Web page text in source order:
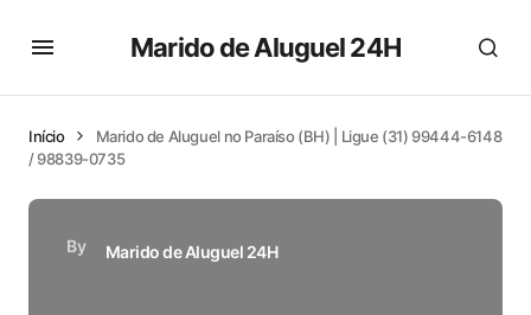
Marido de Aluguel 24H
Início
Marido de Aluguel no Paraíso (BH) | Ligue (31) 99444-6148
/ 98839-0735
By Marido de Aluguel 24H